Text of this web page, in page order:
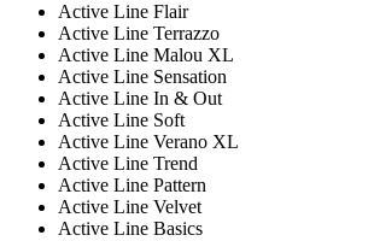
Active Line Flair
Active Line Terrazzo
Active Line Malou XL
Active Line Sensation
Active Line In & Out
Active Line Soft
Active Line Verano XL
Active Line Trend
Active Line Pattern
Active Line Velvet
Active Line Basics